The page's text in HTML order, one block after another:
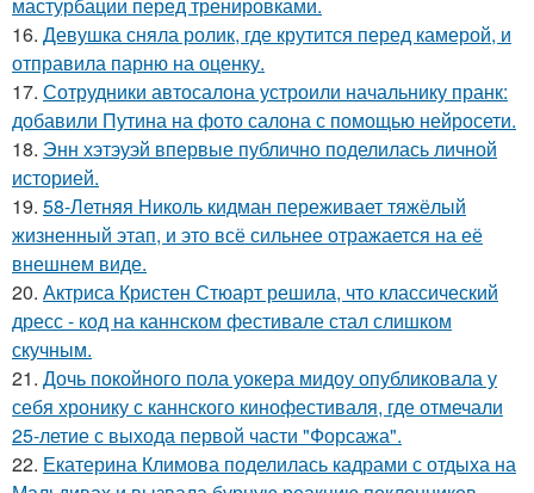
16. Девушка сняла ролик, где крутится перед камерой, и
отправила парню на оценку.
17. Сотрудники автосалона устроили начальнику пранк:
добавили Путина на фото салона с помощью нейросети.
18. Энн хэтэуэй впервые публично поделилась личной
историей.
19. 58-Летняя Николь кидман переживает тяжёлый
жизненный этап, и это всё сильнее отражается на её
внешнем виде.
20. Актриса Кристен Стюарт решила, что классический
дресс - код на каннском фестивале стал слишком
скучным.
21. Дочь покойного пола уокера мидоу опубликовала у
себя хронику с каннского кинофестиваля, где отмечали
25-летие с выхода первой части "Форсажа".
22. Екатерина Климова поделилась кадрами с отдыха на